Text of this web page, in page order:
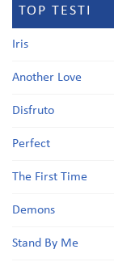
TOP TESTI
Iris
Another Love
Disfruto
Perfect
The First Time
Demons
Stand By Me